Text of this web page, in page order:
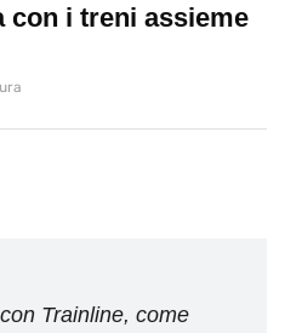
con i treni assieme
Trainline, come